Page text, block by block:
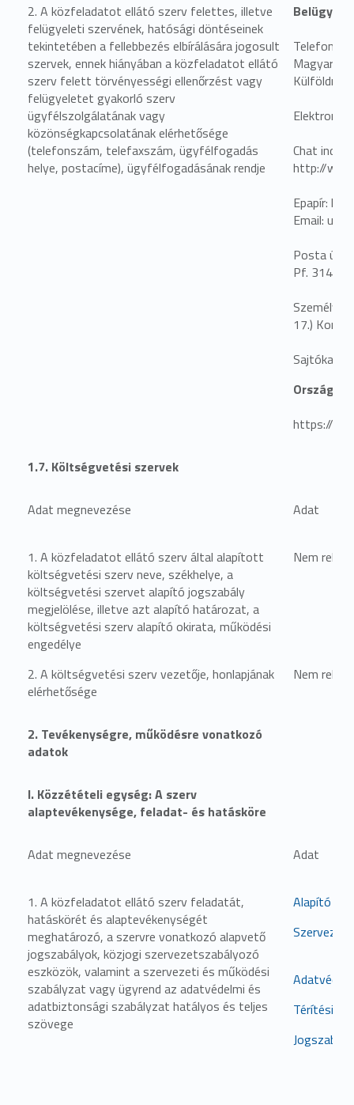
2. A közfeladatot ellátó szerv felettes, illetve
felügyeleti szervének, hatósági döntéseinek
tekintetében a fellebbezés elbírálására jogosult
szervek, ennek hiányában a közfeladatot ellátó
szerv felett törvényességi ellenőrzést vagy
felügyeletet gyakorló szerv
ügyfélszolgálatának vagy
közönségkapcsolatának elérhetősége
(telefonszám, telefaxszám, ügyfélfogadás
helye, postacíme), ügyfélfogadásának rendje
Telefonon
Külföldről:
Chat
http://
Epapír:
Email:
Posta
Pf. 314.
17.)
Országos
https://
1.7. Költségvetési szervek
Adat megnevezése Adat
1. A közfeladatot ellátó szerv által alapított
költségvetési szerv neve, székhelye, a
költségvetési szervet alapító jogszabály
megjelölése, illetve azt alapító határozat, a
költségvetési szerv alapító okirata, működési
engedélye
Nem
2. A költségvetési szerv vezetője, honlapjának
elérhetősége
Nem
2. Tevékenységre, működésre vonatkozó
adatok
I. Közzétételi egység: A szerv
alaptevékenysége, feladat- és hatásköre
Adat megnevezése Adat
1. A közfeladatot ellátó szerv feladatát,
hatáskörét és alaptevékenységét
meghatározó, a szervre vonatkozó alapvető
jogszabályok, közjogi szervezetszabályozó
eszközök, valamint a szervezeti és működési
szabályzat vagy ügyrend az adatvédelmi és
adatbiztonsági szabályzat hatályos és teljes
szövege
Alapító
Térítési